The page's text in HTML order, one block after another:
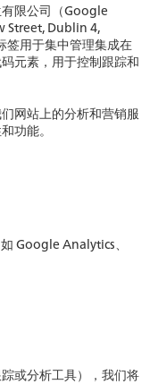
限公司（Google
Street, Dublin 4,
用于集中管理集成在
元素，用于控制跟踪和
网站上的分析和营销服
功能。
Google Analytics、
或分析工具），我们将